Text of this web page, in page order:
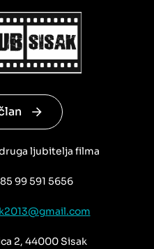
ljubitelja filma
99 591 5656
2, 44000 Sisak